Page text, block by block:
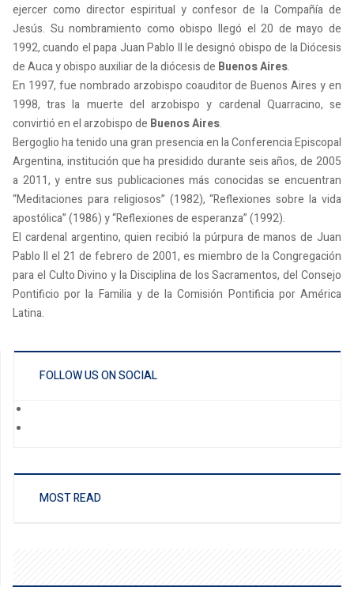
ejercer como director espiritual y confesor de la Compañía de
Jesús. Su nombramiento como obispo llegó el 20 de mayo de
1992, cuando el papa Juan Pablo II le designó obispo de la Diócesis
de Auca y obispo auxiliar de la diócesis de Buenos Aires.
En 1997, fue nombrado arzobispo coauditor de Buenos Aires y en
1998, tras la muerte del arzobispo y cardenal Quarracino, se
convirtió en el arzobispo de Buenos Aires.
Bergoglio ha tenido una gran presencia en la Conferencia Episcopal
Argentina, institución que ha presidido durante seis años, de 2005
a 2011, y entre sus publicaciones más conocidas se encuentran
“Meditaciones para religiosos” (1982), “Reflexiones sobre la vida
apostólica” (1986) y “Reflexiones de esperanza” (1992).
El cardenal argentino, quien recibió la púrpura de manos de Juan
Pablo II el 21 de febrero de 2001, es miembro de la Congregación
para el Culto Divino y la Disciplina de los Sacramentos, del Consejo
Pontificio por la Familia y de la Comisión Pontificia por América
Latina.
FOLLOW US ON SOCIAL
MOST READ